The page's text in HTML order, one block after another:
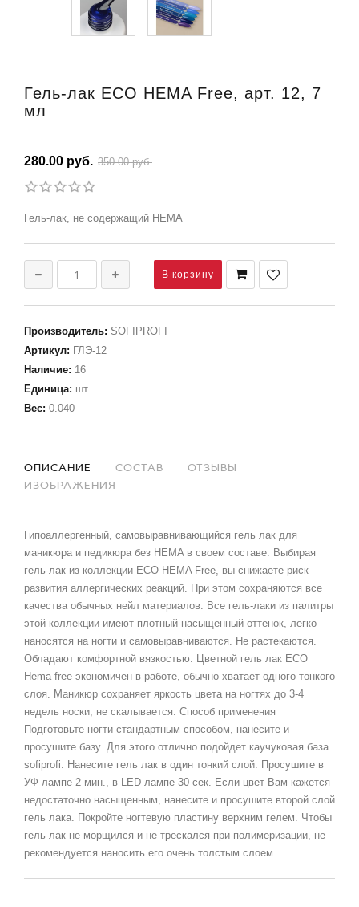
Гель-лак ECO HEMA Free, арт. 12, 7
мл
280.00 руб. 350.00 руб.
Гель-лак, не содержащий HEMA
Производитель: SOFIPROFI
Артикул: ГЛЭ-12
Наличие: 16
Единица: шт.
Вес: 0.040
ОПИСАНИЕ СОСТАВ
ОТЗЫВЫ
ИЗОБРАЖЕНИЯ
Гипоаллергенный, самовыравнивающийся гель лак для
маникюра и педикюра без HEMA в своем составе. Выбирая
гель-лак из коллекции ECO HEMA Free, вы снижаете риск
развития аллергических реакций. При этом сохраняются все
качества обычных нейл материалов. Все гель-лаки из палитры
этой коллекции имеют плотный насыщенный оттенок, легко
наносятся на ногти и самовыравниваются. Не растекаются.
Обладают комфортной вязкостью. Цветной гель лак ECO
Hema free экономичен в работе, обычно хватает одного тонкого
слоя. Маникюр сохраняет яркость цвета на ногтях до 3-4
недель носки, не скалывается. Способ применения
Подготовьте ногти стандартным способом, нанесите и
просушите базу. Для этого отлично подойдет каучуковая база
sofiprofi. Нанесите гель лак в один тонкий слой. Просушите в
УФ лампе 2 мин., в LED лампе 30 сек. Если цвет Вам кажется
недостаточно насыщенным, нанесите и просушите второй слой
гель лака. Покройте ногтевую пластину верхним гелем. Чтобы
гель-лак не морщился и не трескался при полимеризации, не
рекомендуется наносить его очень толстым слоем.